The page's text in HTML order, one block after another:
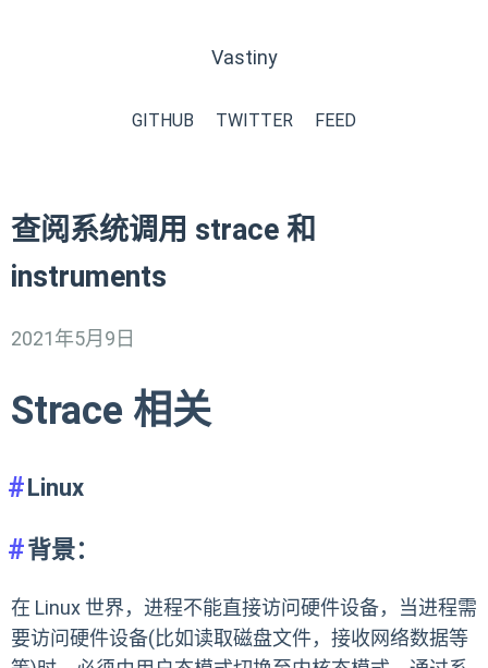
Vastiny
GITHUB TWITTER FEED
查阅系统调用 strace 和
instruments
2021年5月9日
Strace 相关
Linux
背景：
在 Linux 世界，进程不能直接访问硬件设备，当进程需
要访问硬件设备(比如读取磁盘文件，接收网络数据等